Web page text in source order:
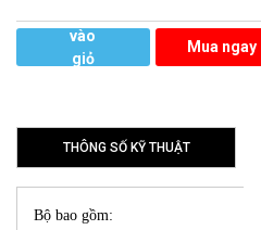
vào
giỏ
Mua ngay
THÔNG SỐ KỸ THUẬT
Bộ bao gồm: